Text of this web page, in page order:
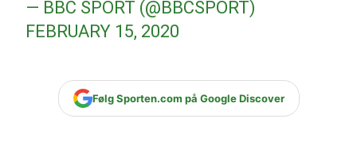
— BBC SPORT (@BBCSPORT)
FEBRUARY 15, 2020
Følg Sporten.com på Google Discover